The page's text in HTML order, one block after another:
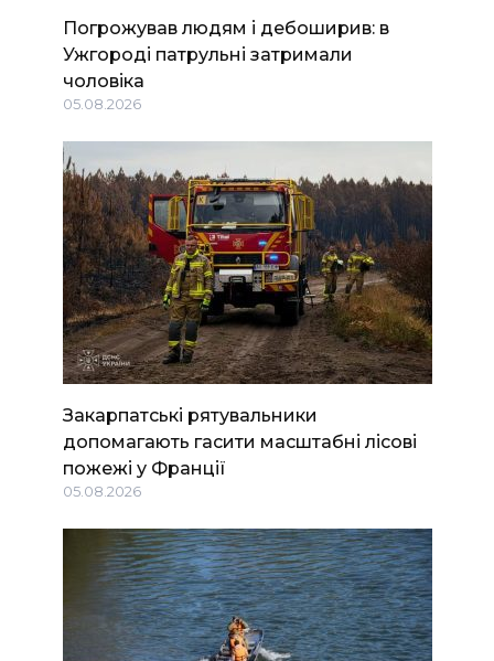
Погрожував людям і дебоширив: в
Ужгороді патрульні затримали
чоловіка
05.08.2026
Закарпатські рятувальники
допомагають гасити масштабні лісові
пожежі у Франції
05.08.2026